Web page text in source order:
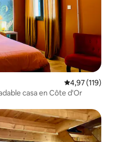
Calificación
4,97 (119)
casa en Côte d'Or